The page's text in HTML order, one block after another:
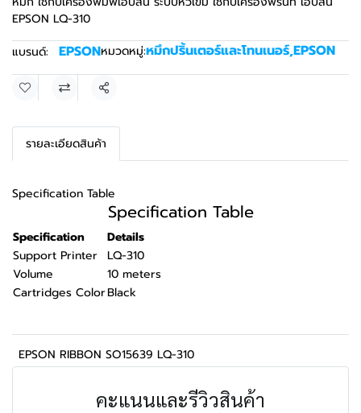
EPSON LQ-310
แบรนด์:
EPSONหมวดหมู่:หมึกปริ้นเตอร์และโทนเนอร์,EPSON
แชร์
รายละเอียดสินค้า
Specification Table
Specification Table
Specification
Details
Support Printer LQ-310
Volume
10 meters
Cartridges ColorBlack
EPSON RIBBON SO15639 LQ-310
คะแนนและรีวิวสินค้า